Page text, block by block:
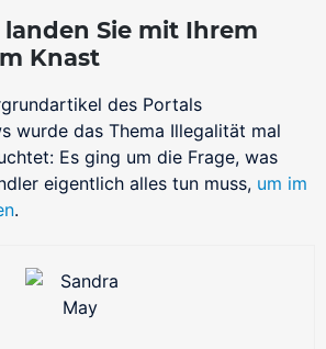
landen Sie mit Ihrem
Knast
des Portals
wurde das Thema Illegalität mal
Es ging um die Frage, was
eigentlich alles tun muss, um im
.